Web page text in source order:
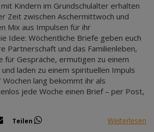
mit Kindern im Grundschulalter erhalten
Zeit zwischen Aschermittwoch und
Mix aus Impulsen für ihr
Idee: Wöchentliche Briefe geben euch
Partnerschaft und das Familienleben,
für Gespräche, ermutigen zu einem
laden zu einem spirituellen Impuls
Wochen lang bekommt ihr als
jede Woche einen Brief – per Post,
Teilen Weiterlesen